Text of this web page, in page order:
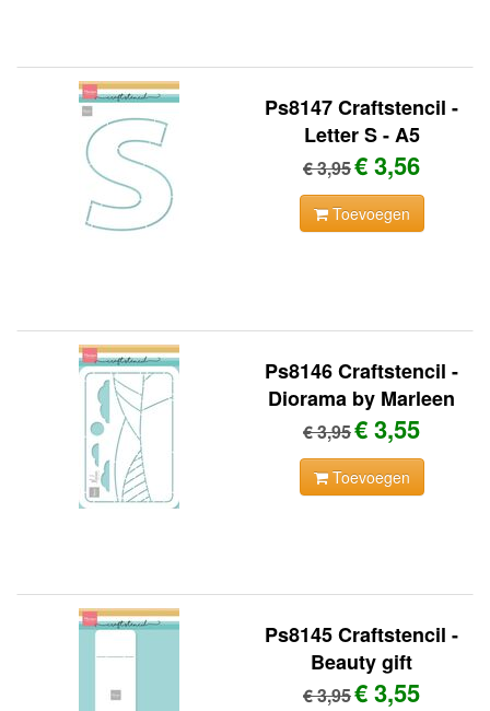
Ps8147 Craftstencil -
Letter S - A5
€ 3,95€ 3,56
Toevoegen
Ps8146 Craftstencil -
Diorama by Marleen
€ 3,95€ 3,55
Toevoegen
Ps8145 Craftstencil -
Beauty gift
€ 3,95€ 3,55